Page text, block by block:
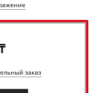
заказ